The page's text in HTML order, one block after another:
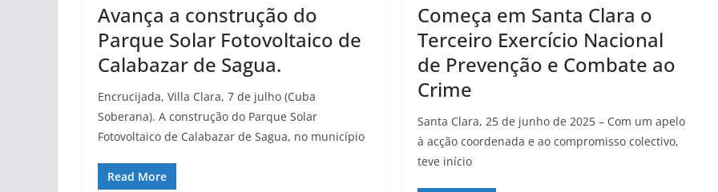
Avança a construção do
Parque Solar Fotovoltaico de
Calabazar de Sagua.
Encrucijada, Villa Clara, 7 de julho (Cuba
Soberana). A construção do Parque Solar
Fotovoltaico de Calabazar de Sagua, no município
Read More
Começa em Santa Clara o
Terceiro Exercício Nacional
de Prevenção e Combate ao
Crime
Santa Clara, 25 de junho de 2025 – Com um apelo
à acção coordenada e ao compromisso colectivo,
teve início